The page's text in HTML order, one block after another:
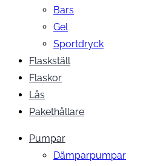
Bars
Gel
Sportdryck
Flaskställ
Flaskor
Lås
Pakethållare
Pumpar
Dämparpumpar